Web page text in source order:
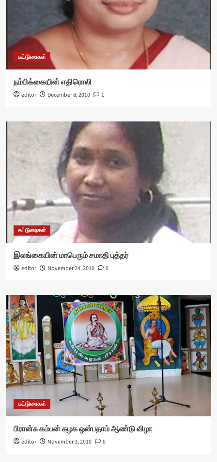
கட்டுரைகள்
நம்பிக்கையின் எதிரொலி
editor December 8, 2010 1
கட்டுரைகள்
இலங்கையின் மாபெரும் சமாதி புத்தர்
editor November 24, 2010 0
கட்டுரைகள்
பிரான்சு கம்பன் கழக ஒன்பதாம் ஆண்டு விழா
editor November 3, 2010 0